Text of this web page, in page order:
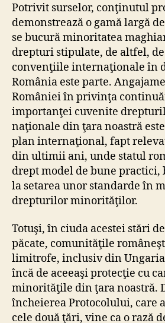
Potrivit surselor, conţinutul
demonstrează o gamă largă
se bucură minoritatea
drepturi stipulate, de altfel,
convenţiile internaţionale în
România este parte.
României în privinţa
importanţei cuvenite
naţionale din ţara noastră
plan internaţional, fapt
din ultimii ani, unde statul
drept model de bune practici,
la setarea unor standarde în
drepturilor minorităţilor.
Totuşi, în ciuda acestei stări
păcate, comunităţile
limitrofe, inclusiv din
încă de aceeaşi protecţie cu
minorităţile din ţara noastră.
încheierea Protocolului, care
cele două ţări, vine ca o rază